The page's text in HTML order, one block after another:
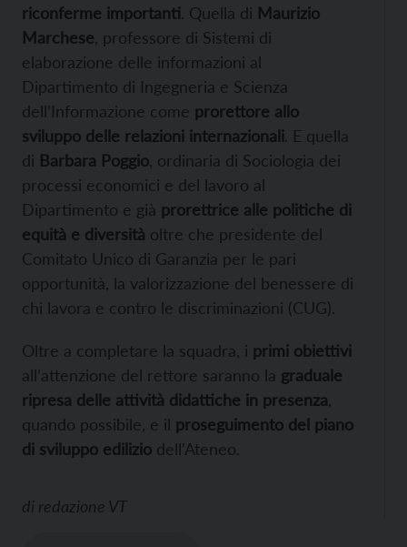
riconferme importanti. Quella di Maurizio
Marchese , professore di Sistemi di
elaborazione delle informazioni al
Dipartimento di Ingegneria e Scienza
dell’Informazione come prorettore allo
sviluppo delle relazioni internazionali. E quella
di Barbara Poggio , ordinaria di Sociologia dei
processi economici e del lavoro al
Dipartimento e già prorettrice alle politiche di
equità e diversità oltre che presidente del
Comitato Unico di Garanzia per le pari
opportunità, la valorizzazione del benessere di
chi lavora e contro le discriminazioni (CUG).
Oltre a completare la squadra, i primi obiettivi
all’attenzione del rettore saranno la graduale
ripresa delle attività didattiche in presenza
quando possibile, e il proseguimento del piano
di sviluppo edilizio dell’Ateneo.
di redazione VT